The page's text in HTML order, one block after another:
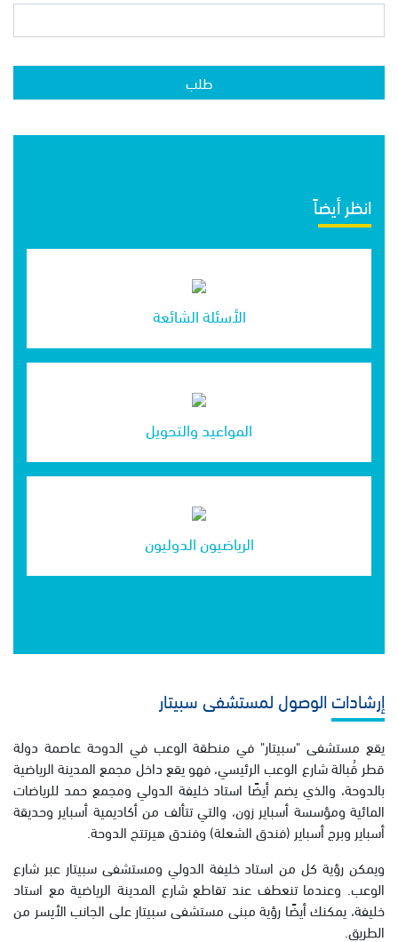
طلب
انظر أيضاً
الأسئلة الشائعة
المواعيد والتحويل
الرياضيون الدوليون
إرشادات الوصول لمستشفى سبيتار
يقع مستشفى "سبيتار" في منطقة الوعب في الدوحة عاصمة دولة
قطر قُبالة شارع الوعب الرئيسي، فهو يقع داخل مجمع المدينة الرياضية
بالدوحة، والذي يضم أيضًا استاد خليفة الدولي ومجمع حمد للرياضات
المائية ومؤسسة أسباير زون، والتي تتألف من أكاديمية أسباير وحديقة
أسباير وبرج أسباير (فندق الشعلة) وفندق هيرتتج الدوحة.
ويمكن رؤية كل من استاد خليفة الدولي ومستشفى سبيتار عبر شارع
الوعب. وعندما تنعطف عند تقاطع شارع المدينة الرياضية مع استاد
خليفة، يمكنك أيضًا رؤية مبنى مستشفى سبيتار على الجانب الأيسر من
الطريق.